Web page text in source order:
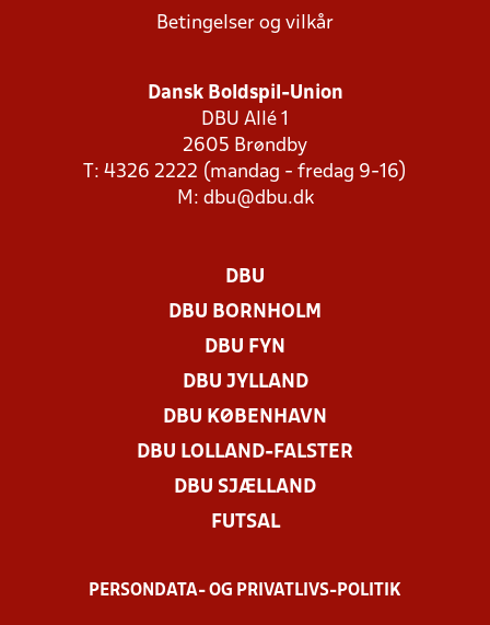
Betingelser og vilkår
Dansk Boldspil-Union
DBU Allé 1
2605 Brøndby
T: 4326 2222 (mandag - fredag 9-16)
M: dbu@dbu.dk
DBU
DBU BORNHOLM
DBU FYN
DBU JYLLAND
DBU KØBENHAVN
DBU LOLLAND-FALSTER
DBU SJÆLLAND
FUTSAL
PERSONDATA- OG PRIVATLIVS-POLITIK